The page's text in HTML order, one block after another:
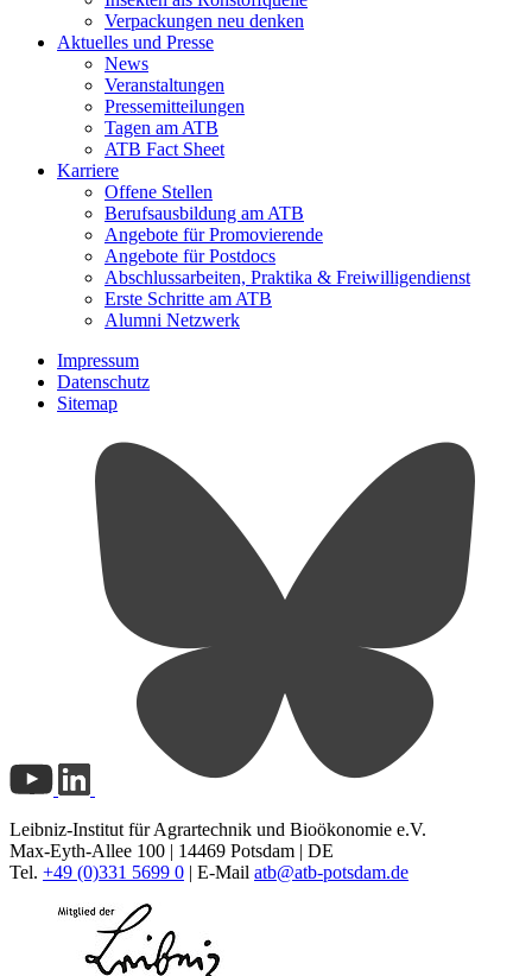
Verpackungen neu denken
Aktuelles und Presse
News
Veranstaltungen
Pressemitteilungen
Tagen am ATB
ATB Fact Sheet
Karriere
Offene Stellen
Berufsausbildung am ATB
Angebote für Promovierende
Angebote für Postdocs
Abschlussarbeiten, Praktika & Freiwilligendienst
Erste Schritte am ATB
Alumni Netzwerk
Impressum
Datenschutz
Sitemap
Leibniz-Institut für Agrartechnik und Bioökonomie e.V.
Max-Eyth-Allee 100 | 14469 Potsdam | DE
Tel. +49 (0)331 5699 0 | E-Mail atb@atb-potsdam.de